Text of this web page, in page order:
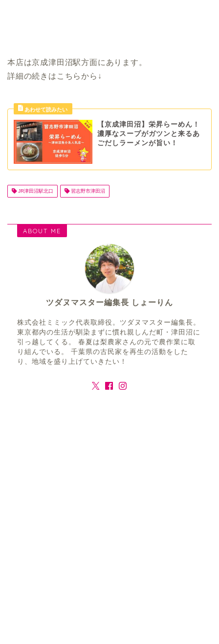
本店は京成津田沼駅方面にあります。
詳細の続きはこちらから↓
【京成津田沼】栄昇らーめん！
濃厚なスープがガツンと来るあ
ごだしラーメンが旨い！
JR津田沼駅北口 習志野市津田沼
ABOUT ME
ツダヌマスター編集長 しょーりん
株式会社ミミック代表取締役。ツダヌマスター編集長。
東京都内の生活が馴染まずに慣れ親しんだ町・津田沼に
引っ越してくる。 春夏は梨農家さんの元で農作業に取
り組んでいる。 千葉県の古民家を再生の活動をした
り、地域を盛り上げていきたい！